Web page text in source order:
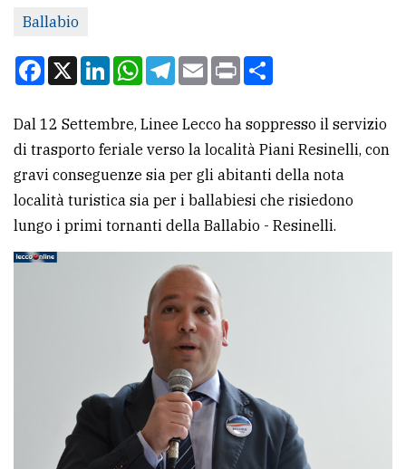
Per
tua
CERCA
Cerca
per
TESTATE
Ballabio
Facebook
X LinkedInWhatsApp
Telegram
EmailPrint
Dal 12 Settembre, Linee Lecco ha soppresso il servizio
di trasporto feriale verso la località Piani Resinelli, con
gravi conseguenze sia per gli abitanti della nota
località turistica sia per i ballabiesi che risiedono
lungo i primi tornanti della Ballabio - Resinelli.